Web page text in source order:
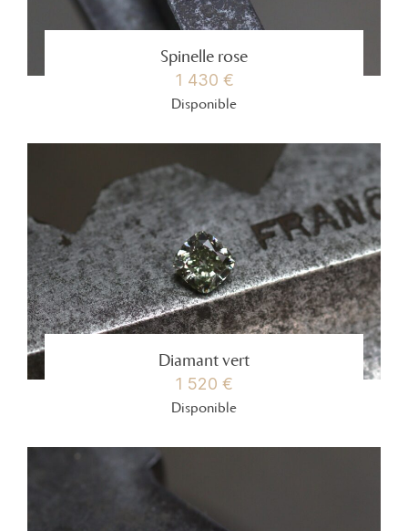
Spinelle rose
1 430 €
Disponible
Diamant vert
1 520 €
Disponible